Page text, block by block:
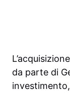
da parte di